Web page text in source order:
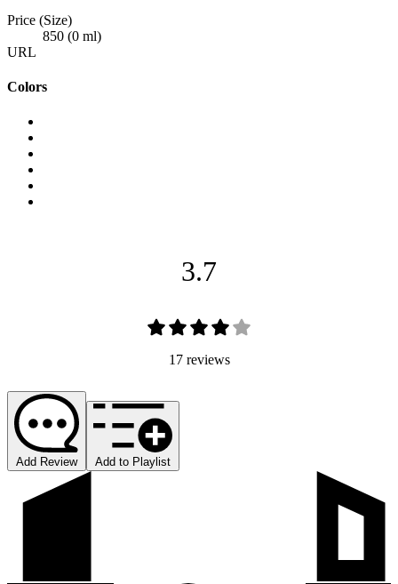
Price (Size)
850 (0 ml)
URL
Colors
3.7
17 reviews
Add Review Add to Playlist